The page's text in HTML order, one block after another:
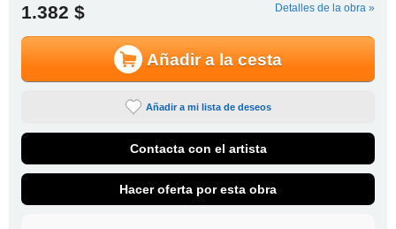
1.382 $ Detalles de la obra »
Añadir a la cesta
Añadir a mi lista de deseos
Contacta con el artista
Hacer oferta por esta obra